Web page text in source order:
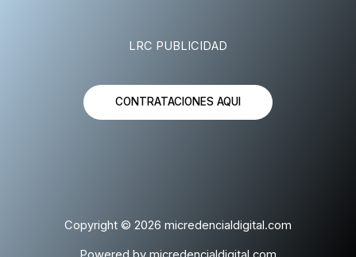
LRC PUBLICIDAD
CONTRATACIONES AQUI
Copyright © 2026 micredencialdigital.com